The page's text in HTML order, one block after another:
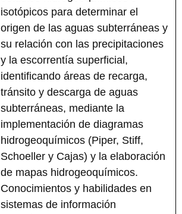
isotópicos para determinar el
origen de las aguas subterráneas y
su relación con las precipitaciones
y la escorrentía superficial,
identificando áreas de recarga,
tránsito y descarga de aguas
subterráneas, mediante la
implementación de diagramas
hidrogeoquímicos (Piper, Stiff,
Schoeller y Cajas) y la elaboración
de mapas hidrogeoquímicos.
Conocimientos y habilidades en
sistemas de información